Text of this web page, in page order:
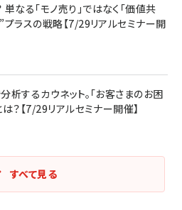
なる「モノ売り」ではなく「価値共
ラスの戦略【7/29リアルセミナー開
するカウネット。「お客さまのお困
？【7/29リアルセミナー開催】
すべて見る